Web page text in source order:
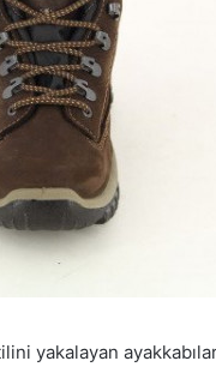
yakalayan